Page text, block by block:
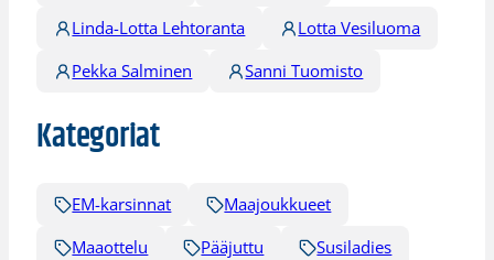
Linda-Lotta Lehtoranta
Lotta Vesiluoma
Pekka Salminen
Sanni Tuomisto
Kategoriat
EM-karsinnat
Maajoukkueet
Maaottelu
Pääjuttu Susiladies